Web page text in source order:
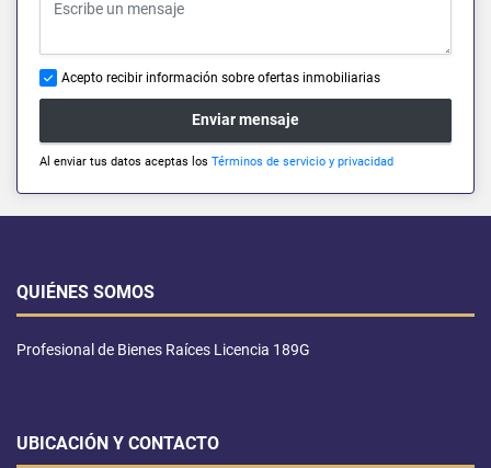
Acepto recibir información sobre ofertas inmobiliarias
Enviar mensaje
Al enviar tus datos aceptas los Términos de servicio y privacidad
QUIÉNES SOMOS
Profesional de Bienes Raíces Licencia 189G
UBICACIÓN Y CONTACTO